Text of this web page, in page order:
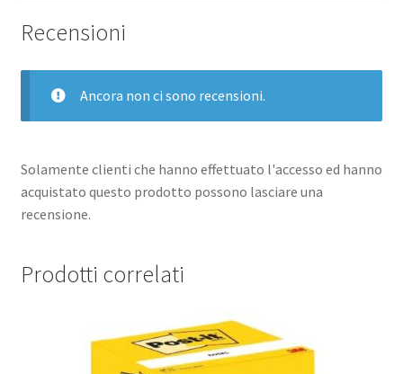
Recensioni
Ancora non ci sono recensioni.
Solamente clienti che hanno effettuato l'accesso ed hanno
acquistato questo prodotto possono lasciare una
recensione.
Prodotti correlati